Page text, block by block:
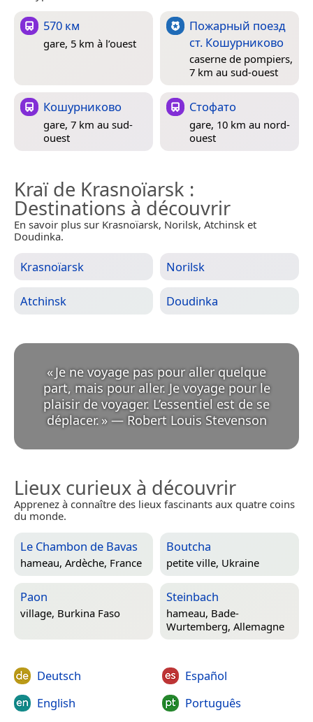
570 км
gare, 5 km à l’ouest
Пожарный поезд
ст. Кошурниково
caserne de pompiers,
7 km au sud-ouest
Кошурниково
gare, 7 km au sud-
ouest
Стофато
gare, 10 km au nord-
ouest
Kraï de Krasnoïarsk :
Destinations à découvrir
En savoir plus sur Krasnoïarsk, Norilsk, Atchinsk et
Doudinka.
Krasnoïarsk Norilsk
Atchinsk Doudinka
«Je ne voyage pas pour aller quelque
part, mais pour aller. Je voyage pour le
plaisir de voyager. L’essentiel est de se
déplacer. » — Robert Louis Stevenson
Lieux curieux à découvrir
Apprenez à connaître des lieux fascinants aux quatre coins
du monde.
Le Chambon de Bavas
hameau, Ardèche, France
Boutcha
petite ville, Ukraine
Paon
village, Burkina Faso
Steinbach
hameau, Bade-
Wurtemberg, Allemagne
Deutsch
English
Español
Português